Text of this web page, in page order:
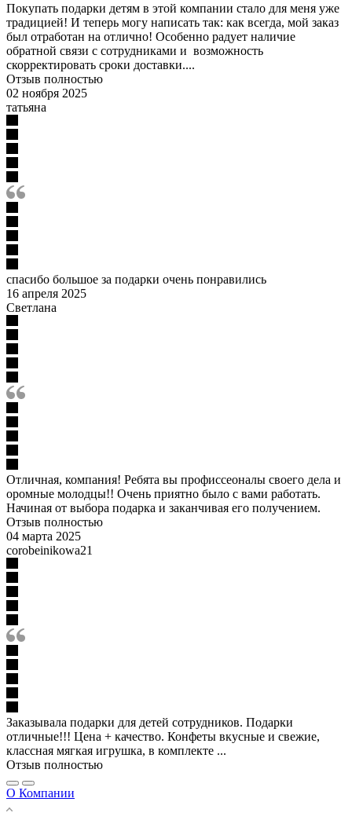
Покупать подарки детям в этой компании стало для меня уже
традицией! И теперь могу написать так: как всегда, мой заказ
был отработан на отлично! Особенно радует наличие
обратной связи с сотрудниками и возможность
скорректировать сроки доставки....
Отзыв полностью
02 ноября 2025
татьяна
спасибо большое за подарки очень понравились
16 апреля 2025
Светлана
Отличная, компания! Ребята вы профиссеоналы своего дела и
оромные молодцы!! Очень приятно было с вами работать.
Начиная от выбора подарка и заканчивая его получением.
Отзыв полностью
04 марта 2025
corobeinikowa21
Заказывала подарки для детей сотрудников. Подарки
отличные!!! Цена + качество. Конфеты вкусные и свежие,
классная мягкая игрушка, в комплекте ...
Отзыв полностью
О Компании